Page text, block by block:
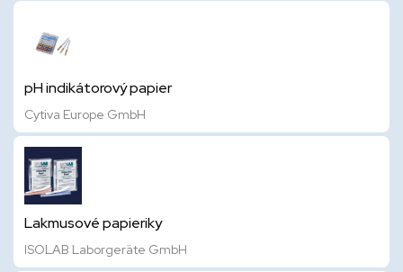
pH indikátorový papier
Cytiva Europe GmbH
Lakmusové papieriky
ISOLAB Laborgeräte GmbH